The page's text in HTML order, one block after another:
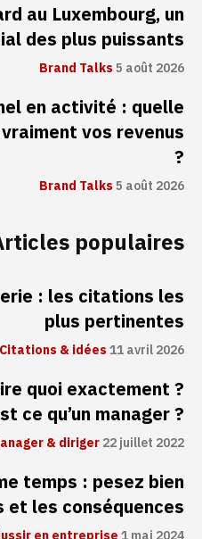
au Luxembourg, un
des plus puissants
Brand Talks5 août 2026
en activité : quelle
vos revenus
?
Brand Talks5 août 2026
populaires
: les citations les
plus pertinentes
Citations & idées11 avril 2026
quoi exactement ?
ce qu’un manager ?
& diriger22 juillet 2022
temps : pesez bien
et les conséquences